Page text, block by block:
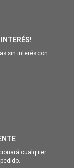
sin interés con
cualquier